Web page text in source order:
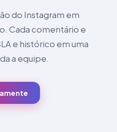
do Instagram em
Cada comentário e
e histórico em uma
a equipe.